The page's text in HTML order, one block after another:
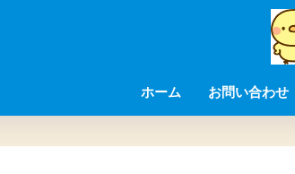
ホーム お問い合わせ